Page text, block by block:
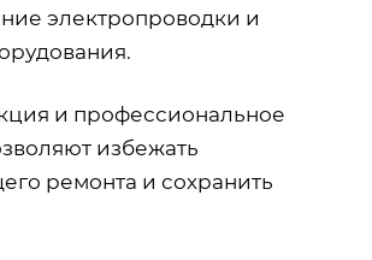
электропроводки и
и профессиональное
избежать
ремонта и сохранить